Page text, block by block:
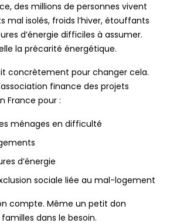
des millions de personnes vivent
mal isolés, froids l’hiver, étouffants
d’énergie difficiles à assumer.
la précarité énergétique.
concrètement pour changer cela.
finance des projets
France pour :
ménages en difficulté
d’énergie
sociale liée au mal-logement
compte. Même un petit don
dans le besoin.